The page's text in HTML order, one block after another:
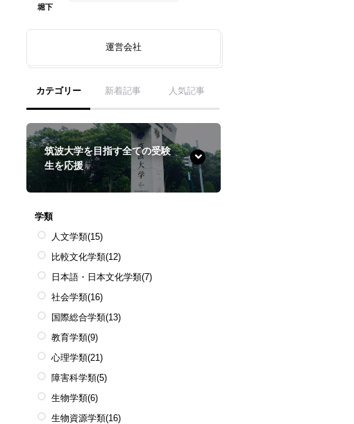
堀下
運営会社
カテゴリー 新着記事 人気記事
筑波大学を目指す全ての受験
生を応援
学類
人文学類(15)
比較文化学類(12)
日本語・日本文化学類(7)
社会学類(16)
国際総合学類(13)
教育学類(9)
心理学類(21)
障害科学類(5)
生物学類(6)
生物資源学類(16)